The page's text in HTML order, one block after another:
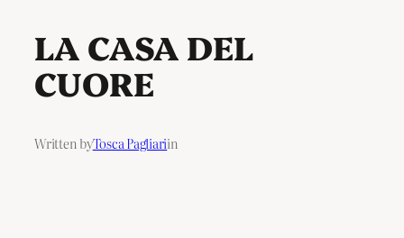
LA CASA DEL
CUORE
Written byTosca Pagliariin